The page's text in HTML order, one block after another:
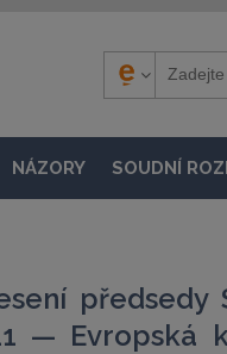
NÁZORY SOUDNÍ
předsedy
— Evropská